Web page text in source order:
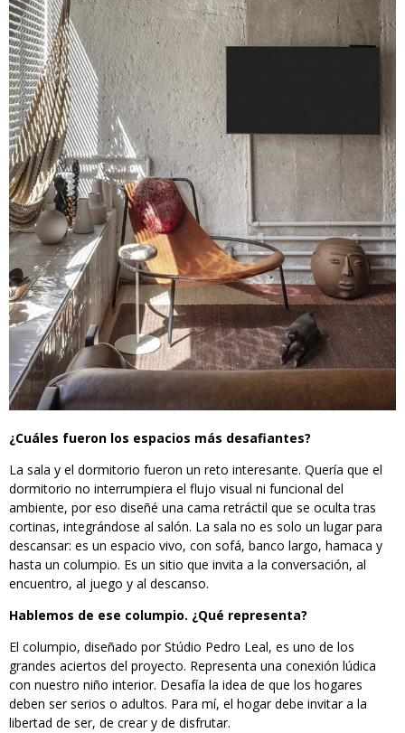
¿Cuáles fueron los espacios más desafiantes?
La sala y el dormitorio fueron un reto interesante. Quería que el
dormitorio no interrumpiera el flujo visual ni funcional del
ambiente, por eso diseñé una cama retráctil que se oculta tras
cortinas, integrándose al salón. La sala no es solo un lugar para
descansar: es un espacio vivo, con sofá, banco largo, hamaca y
hasta un columpio. Es un sitio que invita a la conversación, al
encuentro, al juego y al descanso.
Hablemos de ese columpio. ¿Qué representa?
El columpio, diseñado por Stúdio Pedro Leal, es uno de los
grandes aciertos del proyecto. Representa una conexión lúdica
con nuestro niño interior. Desafía la idea de que los hogares
deben ser serios o adultos. Para mí, el hogar debe invitar a la
libertad de ser, de crear y de disfrutar.